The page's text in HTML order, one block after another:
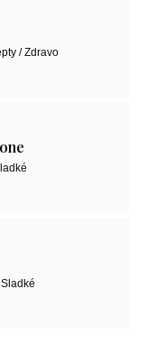
/ Zdravo